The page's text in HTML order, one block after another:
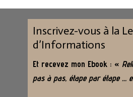
Inscrivez-vous à la
d’Informations
Et recevez mon Ebook : «
pas à pas, étape par étape …